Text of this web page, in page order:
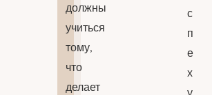
должны
учиться
тому,
что
делает
с
п
е
х